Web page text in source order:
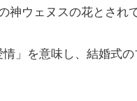
神ウェヌスの花とされ
」を意味し、結婚式